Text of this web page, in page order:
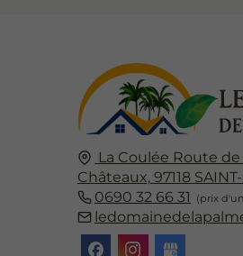
La Coulée Route
Châteaux, 97118
0690 32 66 31